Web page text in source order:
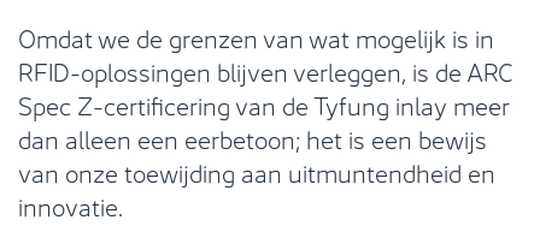
Omdat we de grenzen van wat mogelijk is in
RFID-oplossingen blijven verleggen, is de ARC
Spec Z-certificering van de Tyfung inlay meer
dan alleen een eerbetoon; het is een bewijs
van onze toewijding aan uitmuntendheid en
innovatie.